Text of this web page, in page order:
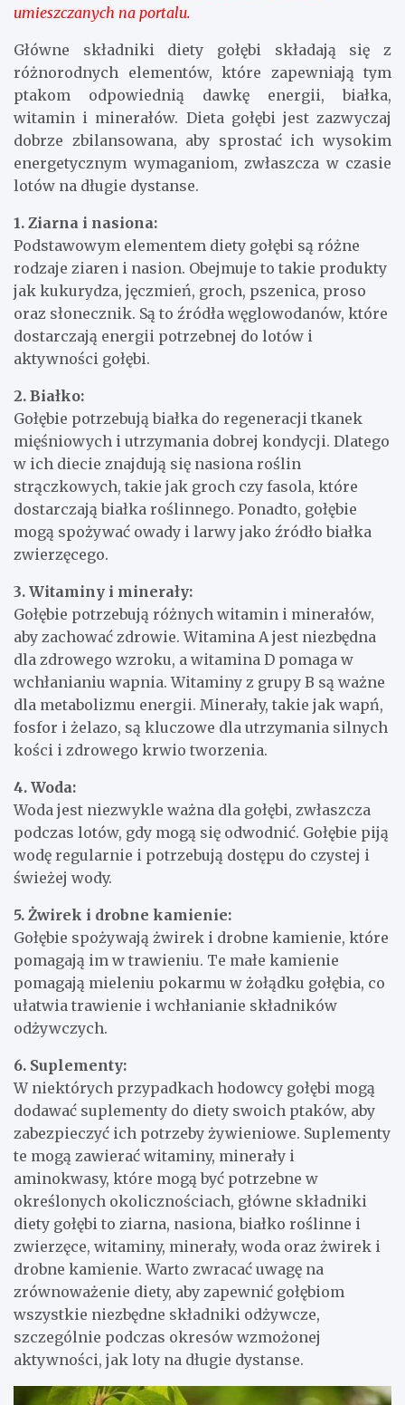
umieszczanych na portalu.
Główne składniki diety gołębi składają się z
różnorodnych elementów, które zapewniają tym
ptakom odpowiednią dawkę energii, białka,
witamin i minerałów. Dieta gołębi jest zazwyczaj
dobrze zbilansowana, aby sprostać ich wysokim
energetycznym wymaganiom, zwłaszcza w czasie
lotów na długie dystanse.
1. Ziarna i nasiona:
Podstawowym elementem diety gołębi są różne
rodzaje ziaren i nasion. Obejmuje to takie produkty
jak kukurydza, jęczmień, groch, pszenica, proso
oraz słonecznik. Są to źródła węglowodanów, które
dostarczają energii potrzebnej do lotów i
aktywności gołębi.
2. Białko:
Gołębie potrzebują białka do regeneracji tkanek
mięśniowych i utrzymania dobrej kondycji. Dlatego
w ich diecie znajdują się nasiona roślin
strączkowych, takie jak groch czy fasola, które
dostarczają białka roślinnego. Ponadto, gołębie
mogą spożywać owady i larwy jako źródło białka
zwierzęcego.
3. Witaminy i minerały:
Gołębie potrzebują różnych witamin i minerałów,
aby zachować zdrowie. Witamina A jest niezbędna
dla zdrowego wzroku, a witamina D pomaga w
wchłanianiu wapnia. Witaminy z grupy B są ważne
dla metabolizmu energii. Minerały, takie jak wapń,
fosfor i żelazo, są kluczowe dla utrzymania silnych
kości i zdrowego krwio tworzenia.
4. Woda:
Woda jest niezwykle ważna dla gołębi, zwłaszcza
podczas lotów, gdy mogą się odwodnić. Gołębie piją
wodę regularnie i potrzebują dostępu do czystej i
świeżej wody.
5. Żwirek i drobne kamienie:
Gołębie spożywają żwirek i drobne kamienie, które
pomagają im w trawieniu. Te małe kamienie
pomagają mieleniu pokarmu w żołądku gołębia, co
ułatwia trawienie i wchłanianie składników
odżywczych.
6. Suplementy:
W niektórych przypadkach hodowcy gołębi mogą
dodawać suplementy do diety swoich ptaków, aby
zabezpieczyć ich potrzeby żywieniowe. Suplementy
te mogą zawierać witaminy, minerały i
aminokwasy, które mogą być potrzebne w
określonych okolicznościach, główne składniki
diety gołębi to ziarna, nasiona, białko roślinne i
zwierzęce, witaminy, minerały, woda oraz żwirek i
drobne kamienie. Warto zwracać uwagę na
zrównoważenie diety, aby zapewnić gołębiom
wszystkie niezbędne składniki odżywcze,
szczególnie podczas okresów wzmożonej
aktywności, jak loty na długie dystanse.